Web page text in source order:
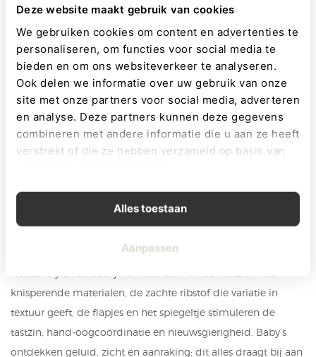
Deze website maakt gebruik van cookies
We gebruiken cookies om content en advertenties te
personaliseren, om functies voor social media te
bieden en om ons websiteverkeer te analyseren.
Ook delen we informatie over uw gebruik van onze
site met onze partners voor social media, adverteren
en analyse. Deze partners kunnen deze gegevens
combineren met andere informatie die u aan ze heeft
verstrekt of die ze hebben verzameld op basis van
Alles toestaan
Aanpassen
pagina’s zijn gemaakt van zachte ribstof en velour, met
opdrukken van vogeltjes, bloemen, een tulp, vogelhuisje,
Fairy Amy, fluffy wolkjes en andere lieve illustraties. Iedere
pagina biedt iets nieuws: knisperende stof, zachte koordjes
om aan te voelen, flapjes waarop gekrabd of gekeken kan
worden, en een spiegeltje in de vorm van een ster dat je
kleintje zal verrassen. Dankzij de klittenbandsluiting blijft het
boekje goed dicht wanneer het meegenomen wordt, en de
Zintuigen en motoriek
knisperende materialen, de zachte ribstof die variatie in
textuur geeft, de flapjes en het spiegeltje stimuleren de
tastzin, hand‑oogcoördinatie en nieuwsgierigheid. Baby’s
ontdekken geluid, zicht en aanraking: dit alles draagt bij aan